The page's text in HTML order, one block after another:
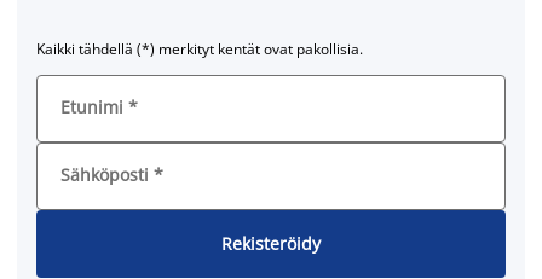
Kaikki tähdellä (*) merkityt kentät ovat pakollisia.
Etunimi *
Sähköposti *
Rekisteröidy